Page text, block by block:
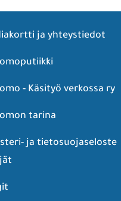
ja yhteystiedot
- Käsityö verkossa ry
tarina
ja tietosuojaseloste